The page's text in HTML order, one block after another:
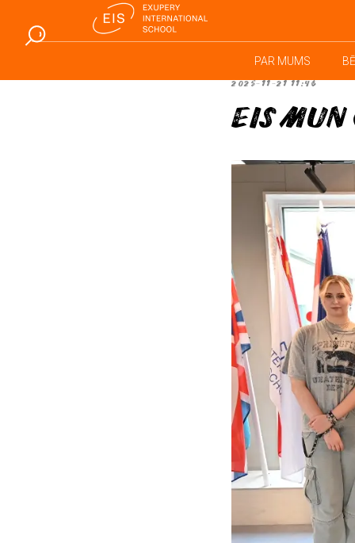
2025-11-21 11:46
EIS
PAR MUMS